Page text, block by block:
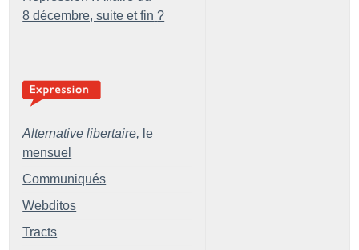
8 décembre, suite et fin ?
Alternative libertaire, le
mensuel
Communiqués
Webditos
Tracts